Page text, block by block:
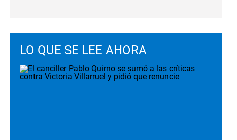
LO QUE SE LEE AHORA